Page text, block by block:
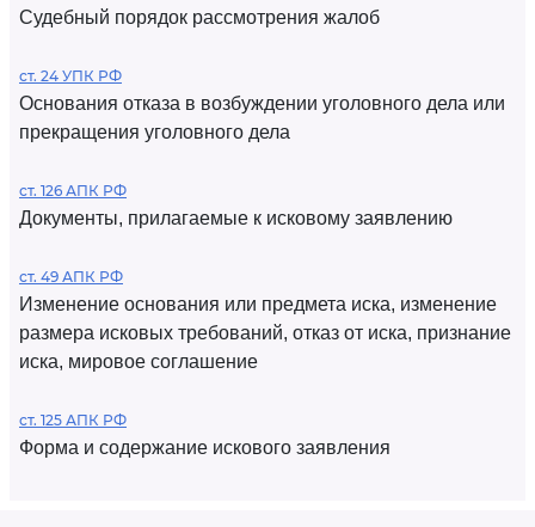
Судебный порядок рассмотрения жалоб
ст. 24 УПК РФ
Основания отказа в возбуждении уголовного дела или
прекращения уголовного дела
ст. 126 АПК РФ
Документы, прилагаемые к исковому заявлению
ст. 49 АПК РФ
Изменение основания или предмета иска, изменение
размера исковых требований, отказ от иска, признание
иска, мировое соглашение
ст. 125 АПК РФ
Форма и содержание искового заявления